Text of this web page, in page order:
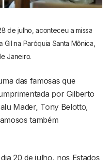
de julho, aconteceu a missa
na Paróquia Santa Mônica,
Janeiro.
das famosas que
por Gilberto
Mader, Tony Belotto,
também
20 de julho, nos Estados